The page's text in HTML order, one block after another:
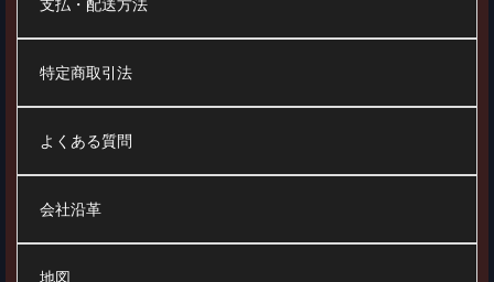
支払・配送方法
特定商取引法
よくある質問
会社沿革
地図